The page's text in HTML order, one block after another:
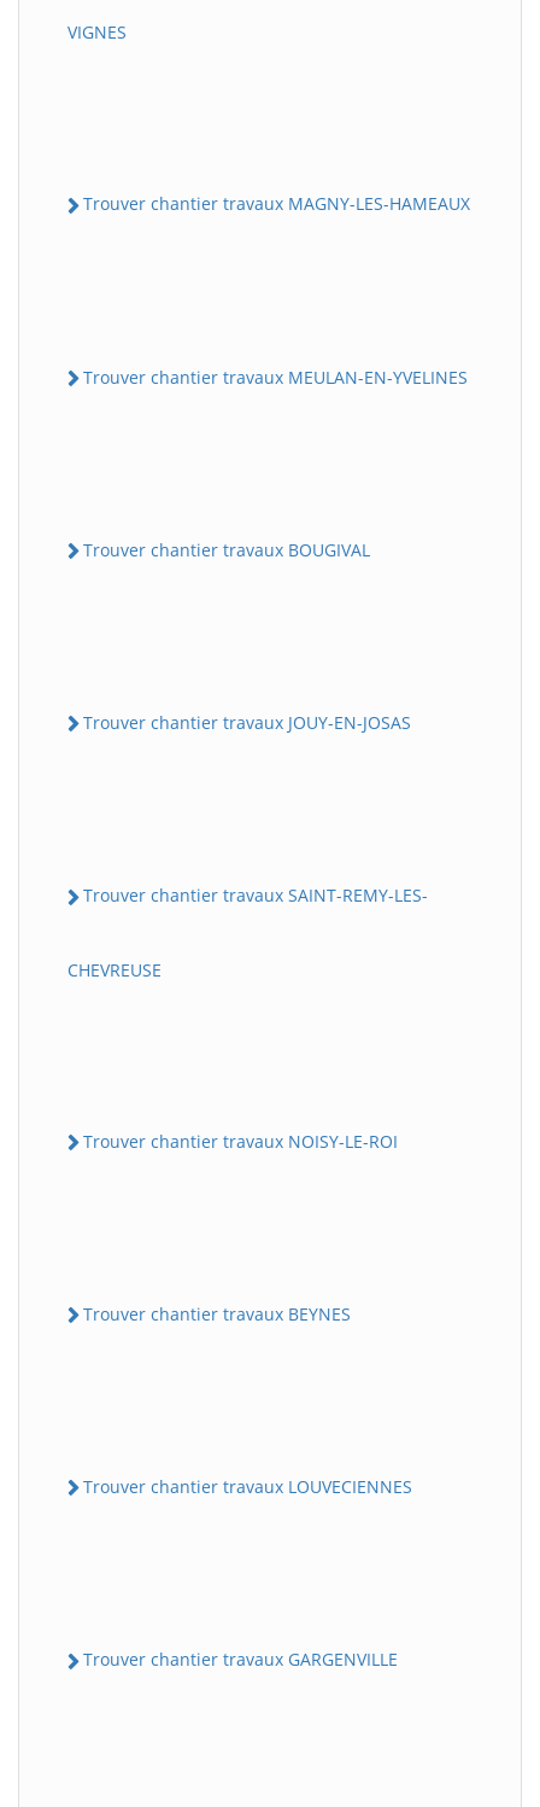
VIGNES
Trouver chantier travaux MAGNY-LES-HAMEAUX
Trouver chantier travaux MEULAN-EN-YVELINES
Trouver chantier travaux BOUGIVAL
Trouver chantier travaux JOUY-EN-JOSAS
Trouver chantier travaux SAINT-REMY-LES-
CHEVREUSE
Trouver chantier travaux NOISY-LE-ROI
Trouver chantier travaux BEYNES
Trouver chantier travaux LOUVECIENNES
Trouver chantier travaux GARGENVILLE